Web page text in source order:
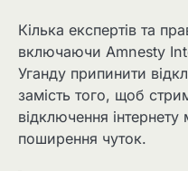
Кілька експертів та
включаючи Amnesty
Уганду припинити
замість того, щоб
відключення
поширення чуток.